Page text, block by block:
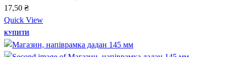
17,50 ₴
Quick View
КУПИТИ